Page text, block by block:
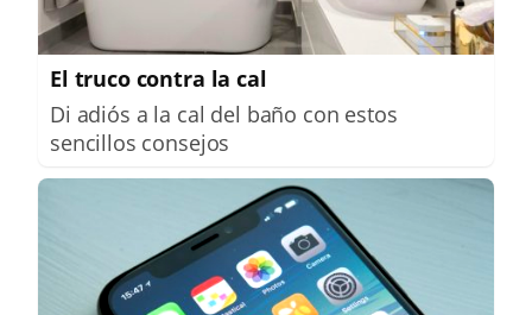
El truco contra la cal
Di adiós a la cal del baño con estos
sencillos consejos